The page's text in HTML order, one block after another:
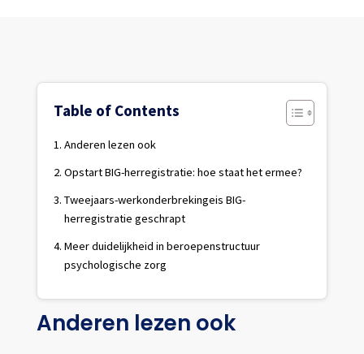
Table of Contents
Anderen lezen ook
Opstart BIG-herregistratie: hoe staat het ermee?
Tweejaars-werkonderbrekingeis BIG-
herregistratie geschrapt
Meer duidelijkheid in beroepenstructuur
psychologische zorg
Anderen lezen ook